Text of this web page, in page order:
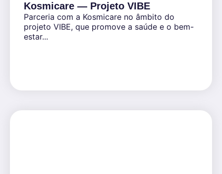
Kosmicare — Projeto VIBE
Parceria com a Kosmicare no âmbito do
projeto VIBE, que promove a saúde e o bem-
estar...